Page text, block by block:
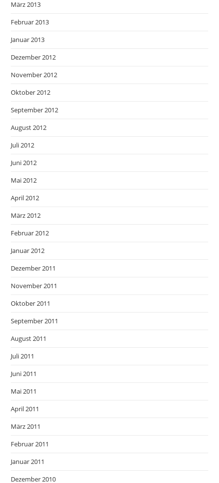
März 2013
Februar 2013
Januar 2013
Dezember 2012
November 2012
Oktober 2012
September 2012
August 2012
Juli 2012
Juni 2012
Mai 2012
April 2012
März 2012
Februar 2012
Januar 2012
Dezember 2011
November 2011
Oktober 2011
September 2011
August 2011
Juli 2011
Juni 2011
Mai 2011
April 2011
März 2011
Februar 2011
Januar 2011
Dezember 2010